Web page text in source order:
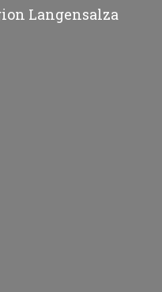
Langensalza